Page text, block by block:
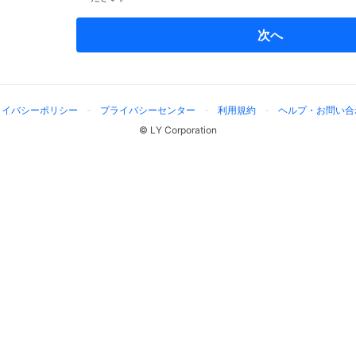
次へ
バシーポリシー プライバシーセンター 利用規約
ヘルプ・お問い
© LY Corporation